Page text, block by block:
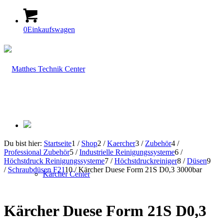
0Einkaufswagen
Kärcher Center
Du bist hier: Startseite1 / Shop2 / Kaercher3 / Zubehör4 /
Professional Zubehör5 / Industrielle Reinigungssysteme6 /
Höchstdruck Reinigungssysteme7 / Höchstdruckreiniger8 / Düsen9
/ Schraubdüsen F2110 / Kärcher Duese Form 21S D0,3 3000bar
Kärcher Duese Form 21S D0,3